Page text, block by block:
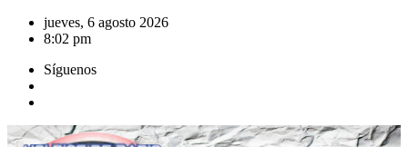
Saltar
jueves, 6 agosto 2026
8:02 pm
Síguenos